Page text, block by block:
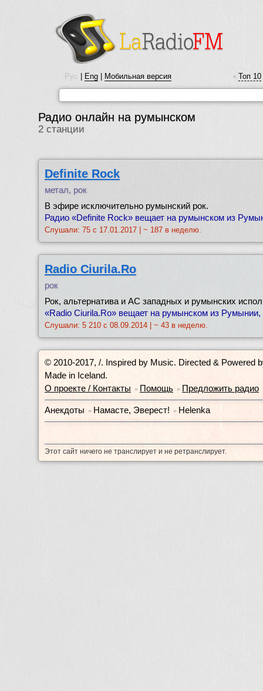
Рус Eng Мобильная версия
Радио онлайн на румынском
2 станции
Definite Rock
метал, рок
В эфире исключительно румынский рок.
Радио «Definite Rock» вещает на румынском из
Слушали: 75 с 17.01.2017 | ~ 187 в неделю.
Radio Ciurila.Ro
рок
Рок, альтернатива и AC западных и румынских
«Radio Ciurila.Ro» вещает на румынском из Румынии,
Слушали: 5 210 с 08.09.2014 | ~ 43 в неделю.
© 2010-2017, /.
Inspired by Music. Directed & Powered
Made in Iceland.
О проекте / Контакты • Помощь • Предложить радио
Анекдоты • Намасте, Эверест! • Helenka
Этот сайт ничего не транслирует и не ретранслирует.
• Топ 10